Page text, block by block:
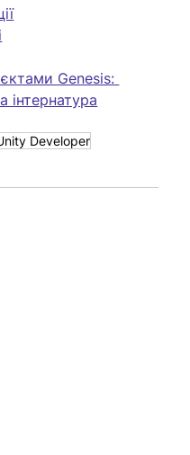
Genesis:
інтернатура
Developer